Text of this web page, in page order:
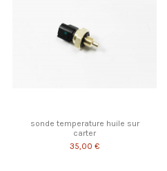
sonde temperature huile sur
carter
35,00 €